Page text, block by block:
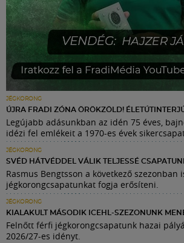
JÉGKORONG
ÚJRA FRADI ZÓNA ÖRÖKZÖLD!
Legújabb adásunkban az idén 75 éves,
idézi fel emlékeit a 1970-es évek
JÉGKORONG
SVÉD HÁTVÉDDEL VÁLIK TELJESSÉ
Rasmus Bengtsson a következő szezonban
jégkorongcsapatunkat fogja erősíteni.
JÉGKORONG
KIALAKULT MÁSODIK ICEHL-SZEZONUNK
Felnőtt férfi jégkorongcsapatunk hazai
2026/27-es idényt.